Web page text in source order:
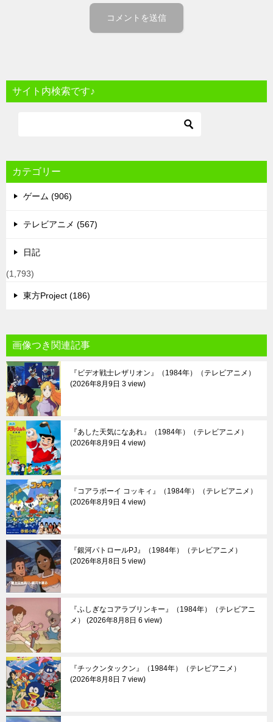
サイト内検索です♪
カテゴリー
ゲーム (906)
テレビアニメ (567)
日記
(1,793)
東方Project (186)
画像つき関連記事
『ビデオ戦士レザリオン』（1984年）（テレビアニメ）
2026年8月9日 3 view
『あした天気になあれ』（1984年）（テレビアニメ）
2026年8月9日 4 view
『コアラボーイ コッキィ』（1984年）（テレビアニメ）
2026年8月9日 4 view
『銀河パトロールPJ』（1984年）（テレビアニメ）
2026年8月8日 5 view
『ふしぎなコアラブリンキー』（1984年）（テレビアニ
メ）
2026年8月8日 6 view
『チックンタックン』（1984年）（テレビアニメ）
2026年8月8日 7 view